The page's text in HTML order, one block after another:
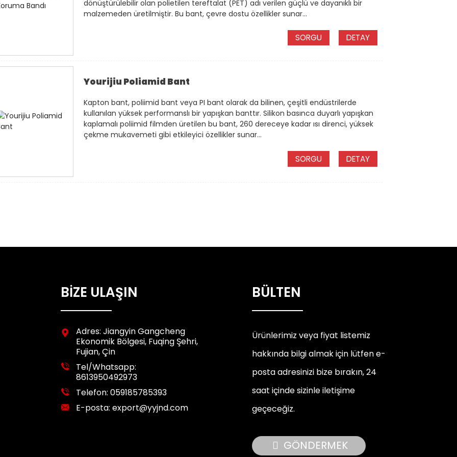
dönüştürülebilir olan polietilen tereftalat (PET) adı verilen güçlü ve dayanıklı bir
malzemeden üretilmiştir. Bu bant, çevre dostu özellikler sunar...
SORGU DETAY
Yourijiu Poliamid Bant
Kapton bant, poliimid bant veya PI bant olarak da bilinen, çeşitli endüstrilerde
kullanılan yüksek performanslı bir yapışkan banttır. Silikon basınca duyarlı yapışkan
kaplamalı poliimid filmden üretilen bu bant, 260 dereceye kadar ısı direnci, yüksek
çekme mukavemeti gibi etkileyici özellikler sunar...
SORGU DETAY
BİZE ULAŞIN
Adres: Jiangyin Gangcheng
Ekonomik Bölgesi, Fuqing Şehri,
Fujian, Çin
Tel/Whatsapp:
8613950492973
Telefon: 059185785393
E-posta: export@yyjnd.com
BÜLTEN
Ürünlerimiz veya fiyat listemiz
hakkında bilgi almak için lütfen e-
posta adresinizi bize bırakın, 24
saat içinde sizinle iletişime
geçeceğiz.
GÖNDERMEK